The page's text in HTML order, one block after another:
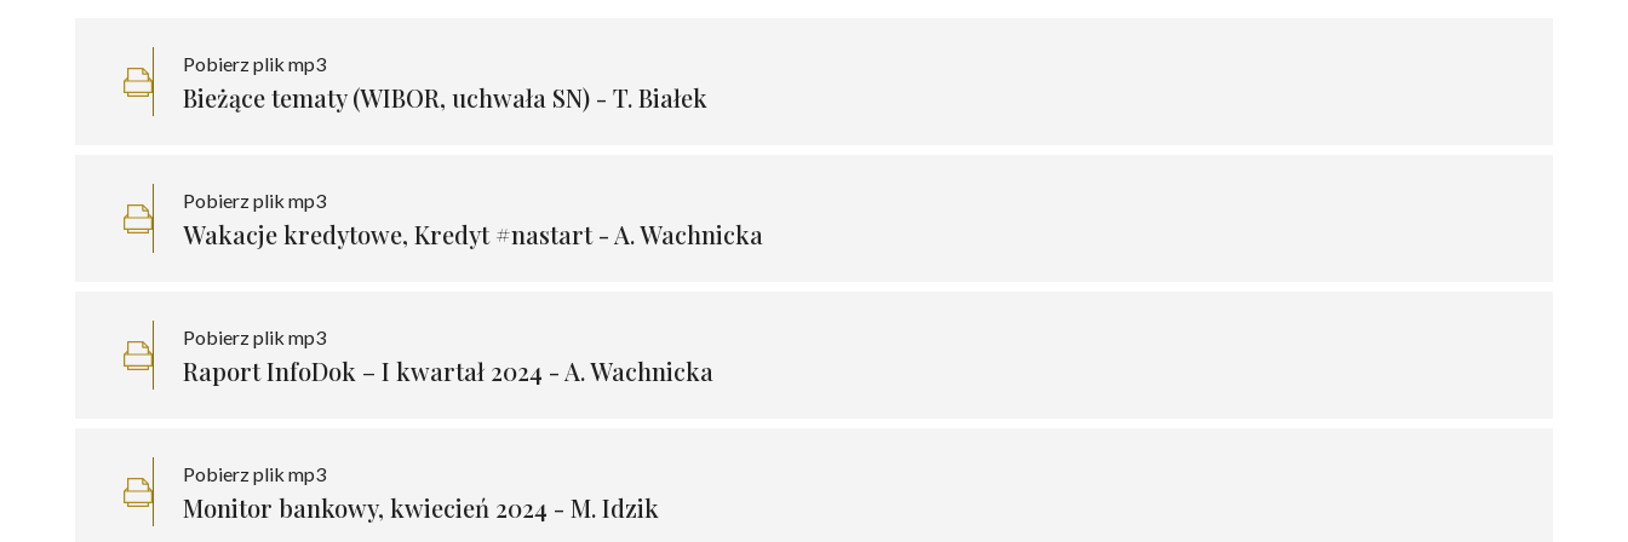
Pobierz plik mp3
Bieżące tematy (WIBOR, uchwała SN) - T. Białek
Pobierz plik mp3
Wakacje kredytowe, Kredyt #nastart - A. Wachnicka
Pobierz plik mp3
Raport InfoDok – I kwartał 2024 - A. Wachnicka
Pobierz plik mp3
Monitor bankowy, kwiecień 2024 - M. Idzik